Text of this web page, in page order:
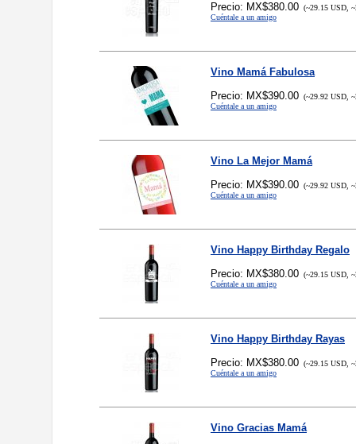
Precio: MX$380.00 (~29.15 USD,
Cuéntale a un amigo
Vino Mamá Fabulosa
Precio: MX$390.00 (~29.92 USD,
Cuéntale a un amigo
Vino La Mejor Mamá
Precio: MX$390.00 (~29.92 USD,
Cuéntale a un amigo
Vino Happy Birthday Regalo
Precio: MX$380.00 (~29.15 USD,
Cuéntale a un amigo
Vino Happy Birthday Rayas
Precio: MX$380.00 (~29.15 USD,
Cuéntale a un amigo
Vino Gracias Mamá